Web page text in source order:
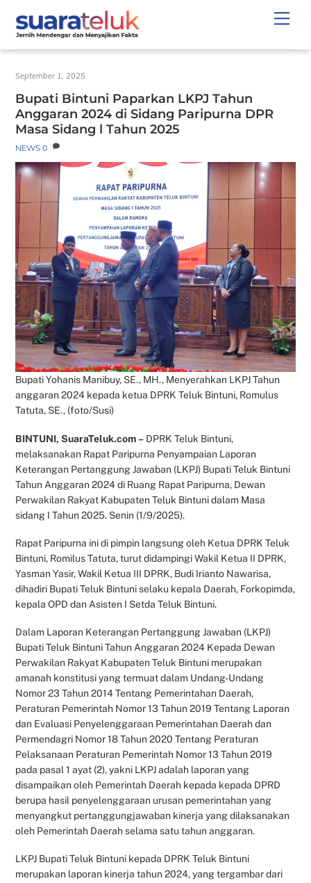
content
September 1, 2025
Bupati Bintuni Paparkan LKPJ Tahun
Anggaran 2024 di Sidang Paripurna DPR
Masa Sidang l Tahun 2025
NEWS 0
Bupati Yohanis Manibuy, SE., MH., Menyerahkan LKPJ Tahun
anggaran 2024 kepada ketua DPRK Teluk Bintuni, Romulus
Tatuta, SE., (foto/Susi)
BINTUNI, SuaraTeluk.com – DPRK Teluk Bintuni,
melaksanakan Rapat Paripurna Penyampaian Laporan
Keterangan Pertanggung Jawaban (LKPJ) Bupati Teluk Bintuni
Tahun Anggaran 2024 di Ruang Rapat Paripurna, Dewan
Perwakilan Rakyat Kabupaten Teluk Bintuni dalam Masa
sidang I Tahun 2025. Senin (1/9/2025).
Rapat Paripurna ini di pimpin langsung oleh Ketua DPRK Teluk
Bintuni, Romilus Tatuta, turut didampingi Wakil Ketua II DPRK,
Yasman Yasir, Wakil Ketua III DPRK, Budi Irianto Nawarisa,
dihadiri Bupati Teluk Bintuni selaku kepala Daerah, Forkopimda,
kepala OPD dan Asisten I Setda Teluk Bintuni.
Dalam Laporan Keterangan Pertanggung Jawaban (LKPJ)
Bupati Teluk Bintuni Tahun Anggaran 2024 Kepada Dewan
Perwakilan Rakyat Kabupaten Teluk Bintuni merupakan
amanah konstitusi yang termuat dalam Undang-Undang
Nomor 23 Tahun 2014 Tentang Pemerintahan Daerah,
Peraturan Pemerintah Nomor 13 Tahun 2019 Tentang Laporan
dan Evaluasi Penyelenggaraan Pemerintahan Daerah dan
Permendagri Nomor 18 Tahun 2020 Tentang Peraturan
Pelaksanaan Peraturan Pemerintah Nomor 13 Tahun 2019
pada pasal 1 ayat (2), yakni LKPJ adalah laporan yang
disampaikan oleh Pemerintah Daerah kepada kepada DPRD
berupa hasil penyelenggaraan urusan pemerintahan yang
menyangkut pertanggungjawaban kinerja yang dilaksanakan
oleh Pemerintah Daerah selama satu tahun anggaran.
LKPJ Bupati Teluk Bintuni kepada DPRK Teluk Bintuni
merupakan laporan kinerja tahun 2024, yang tergambar dari